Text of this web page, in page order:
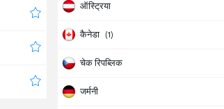
ऑस्ट्रिया
कैनेडा (1)
चेक रिपब्लिक
जर्मनी